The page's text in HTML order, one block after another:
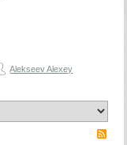
Alekseev Alexey